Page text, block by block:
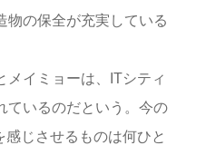
物の保全が充実している
メイミョーは、ITシティ
ているのだという。今の
感じさせるものは何ひと